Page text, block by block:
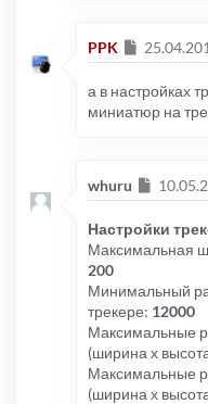
PPK
а в настройках
миниатюр на
whuru
Настройки
Максимальная
200
Минимальный
трекере: 12000
Максимальные
(ширина х
Максимальные
(ширина х